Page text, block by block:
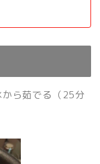
ら茹でる（25分